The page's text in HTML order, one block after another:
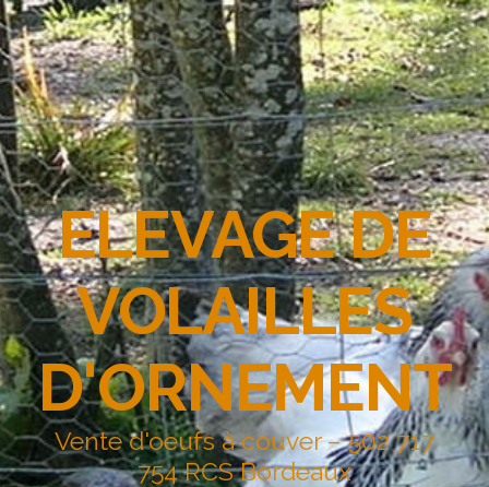
ELEVAGE DE
VOLAILLES
D'ORNEMENT
Vente d'oeufs à couver – 502 717
754 RCS Bordeaux